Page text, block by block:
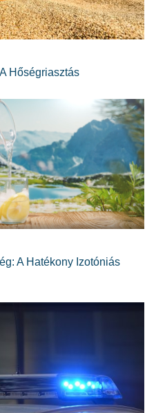
Hőségriasztás
A Hatékony Izotóniás